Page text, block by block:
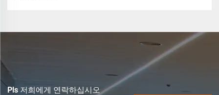
Pls 저희에게 연락하십시오